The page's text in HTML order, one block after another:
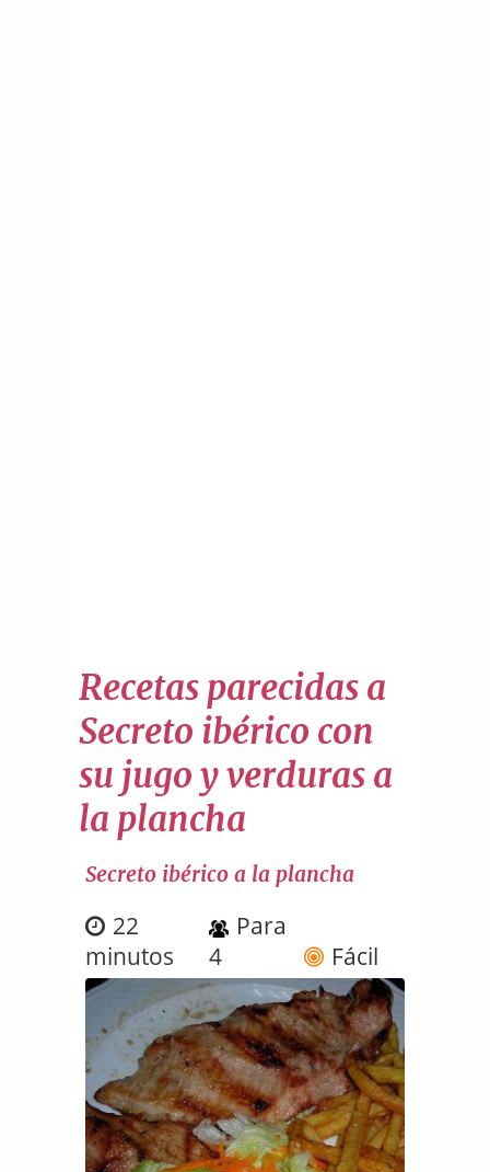
Recetas parecidas a
Secreto ibérico con
su jugo y verduras a
la plancha
Secreto ibérico a la plancha
22
minutos
Para
4
Fácil